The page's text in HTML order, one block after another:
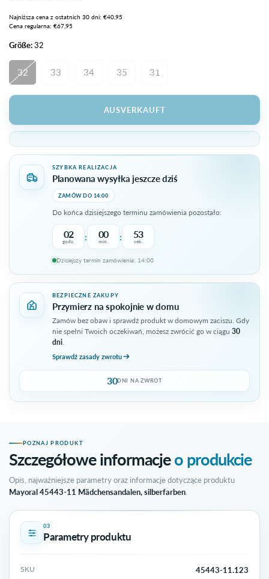
Najniższa cena z ostatnich 30 dni: €40,95
Cena regularna: €67,95
Größe:32
32 33 34 35 31
AUSVERKAUFT
SZYBKA REALIZACJA
Planowana wysyłka jeszcze dziś
ZAMÓW DO 14:00
Do końca dzisiejszego terminu zamówienia pozostało:
02
godz. : 00
min. : 53
sek.
Dzisiejszy termin zamówienia: 14:00
BEZPIECZNE ZAKUPY
Przymierz na spokojnie w domu
Zamów bez obaw i sprawdź produkt w domowym zaciszu. Gdy
nie spełni Twoich oczekiwań, możesz zwrócić go w ciągu 30
dni.
Sprawdź zasady zwrotu
30DNI NA ZWROT
POZNAJ PRODUKT
Szczegółowe informacjeo produkcie
Opis, najważniejsze parametry oraz informacje dotyczące produktu
Mayoral 45443-11 Mädchensandalen, silberfarben
03
Parametry produktu
SKU 45443-11.123